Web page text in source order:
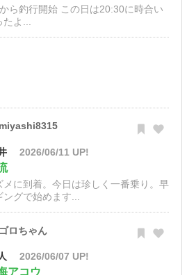
ら釣行開始 この日は20:30に時合い
たよ...
miyashi8315
2026/06/11 UP!
メに到着。今日は珍しく一番乗り。早
ングで始めます...
ゴロちゃん
2026/06/07 UP!
アコウ